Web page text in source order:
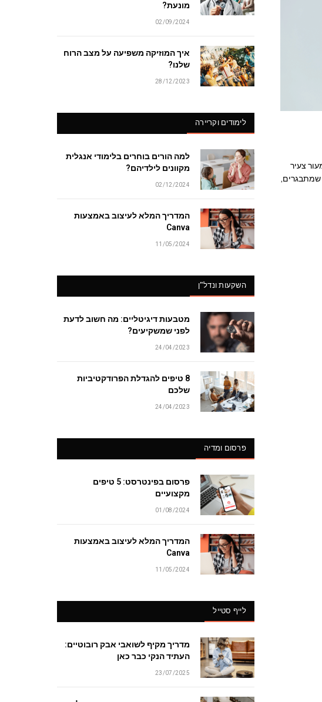
צעיר
שמתבגרים,
מונעת?
02/09/2024
איך המוזיקה משפיעה על מצב הרוח
שלנו?
28/12/2023
לימודים וקריירה
למה הורים בוחרים בלימודי אנגלית
מקוונים לילדיהם?
02/12/2024
המדריך המלא לעיצוב באמצעות
Canva
11/05/2024
השקעות ונדל"ן
מטבעות דיגיטליים: מה חשוב לדעת
לפני שמשקיעים?
24/04/2023
8 טיפים להגדלת הפרודקטיביות
שלכם
24/04/2023
פרסום ומדיה
פרסום בפינטרסט: 5 טיפים
מקצועיים
01/08/2024
המדריך המלא לעיצוב באמצעות
Canva
11/05/2024
לייף סטייל
מדריך מקיף לשואבי אבק רובוטיים:
העתיד הנקי כבר כאן
23/07/2025